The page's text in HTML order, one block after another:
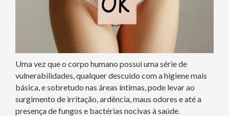
Uma vez que o corpo humano possui uma série de
vulnerabilidades, qualquer descuido com a higiene mais
básica, e sobretudo nas áreas íntimas, pode levar ao
surgimento de irritação, ardência, maus odores e até a
presença de fungos e bactérias nocivas à saúde.